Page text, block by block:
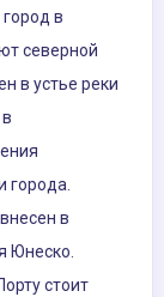
в
северной
в устье реки
города.
в
Юнеско.
стоит